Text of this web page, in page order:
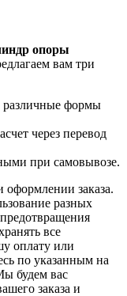
опоры
вам три
формы
через перевод
при самовывозе.
заказа.
разных
все
оплату или
по указанным на
будем вас
заказа и